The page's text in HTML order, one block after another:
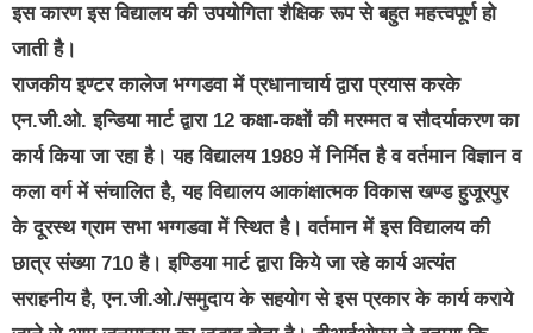
इस कारण इस विद्यालय की उपयोगिता शैक्षिक रूप से बहुत महत्त्वपूर्ण हो
जाती है।
राजकीय इण्टर कालेज भग्गडवा में प्रधानाचार्य द्वारा प्रयास करके
एन.जी.ओ. इन्डिया मार्ट द्वारा 12 कक्षा-कक्षों की मरम्मत व सौदर्याकरण का
कार्य किया जा रहा है। यह विद्यालय 1989 में निर्मित है व वर्तमान विज्ञान व
कला वर्ग में संचालित है, यह विद्यालय आकांक्षात्मक विकास खण्ड हुजूरपुर
के दूरस्थ ग्राम सभा भग्गडवा में स्थित है। वर्तमान में इस विद्यालय की
छात्र संख्या 710 है। इण्डिया मार्ट द्वारा किये जा रहे कार्य अत्यंत
सराहनीय है, एन.जी.ओ./समुदाय के सहयोग से इस प्रकार के कार्य कराये